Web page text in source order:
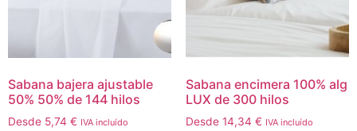
Sabana bajera ajustable
50% 50% de 144 hilos
Desde 5,74 € IVA incluído
Sabana encimera 100% alg
LUX de 300 hilos
Desde 14,34 € IVA incluído